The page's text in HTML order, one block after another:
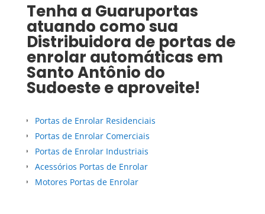
Tenha a Guaruportas
atuando como sua
Distribuidora de portas de
enrolar automáticas em
Santo Antônio do
Sudoestee aproveite!
Portas de Enrolar Residenciais
Portas de Enrolar Comerciais
Portas de Enrolar Industriais
Acessórios Portas de Enrolar
Motores Portas de Enrolar